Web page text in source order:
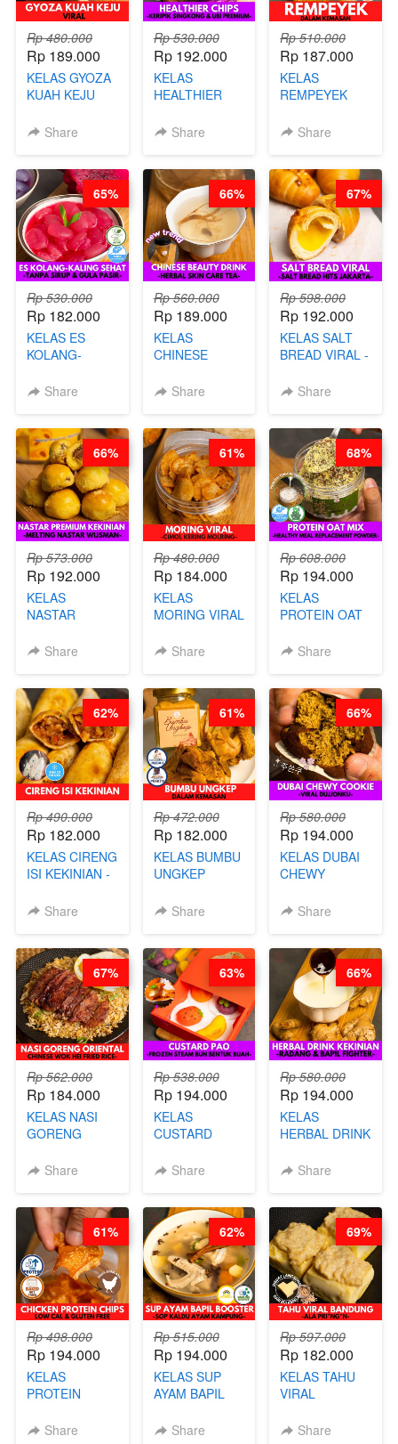
Rp 480.000
Rp 189.000
KELAS GYOZA
KUAH KEJU
CHEF DITA
Share
Rp 530.000
Rp 192.000
KELAS
HEALTHIER
KERIPIK
BY CHEF DITA
Share
Rp 510.000
Rp 187.000
KELAS
REMPEYEK
KEMASAN - BY
Share
Rp 530.000
Rp 182.000
KELAS ES
KOLANG-
- TANPA SIRUP
Share
65%
Rp 560.000
Rp 189.000
KELAS
CHINESE
- HERBAL SKIN
ARISUDANA
Share
66%
Rp 598.000
Rp 192.000
KELAS SALT
BREAD VIRAL -
HITS JAKARTA
Share
67%
Rp 573.000
Rp 192.000
KELAS
NASTAR
KEKINIAN -
WIJSMAN- BY
CHEF DITA
Share
66%
Rp 480.000
Rp 184.000
KELAS
MORING VIRAL
KERING
Share
61%
Rp 608.000
Rp 194.000
KELAS
PROTEIN OAT
MEAL
BARISTA
ARISUDANA
Share
68%
Rp 490.000
Rp 182.000
KELAS CIRENG
ISI KEKINIAN -
Share
62%
Rp 472.000
Rp 182.000
KELAS BUMBU
UNGKEP
KEMASAN - BY
Share
61%
Rp 580.000
Rp 194.000
KELAS DUBAI
CHEWY
VIRAL
DITA
Share
66%
Rp 562.000
Rp 184.000
KELAS NASI
GORENG
CHINESE WOK
CHEF
STEPHANIE
Share
67%
Rp 538.000
Rp 194.000
KELAS
CUSTARD
STEAM BUN
CHEF DITA
Share
63%
Rp 580.000
Rp 194.000
KELAS
HERBAL DRINK
RADANG &
BARISTA
ARISUDANA
Share
66%
Rp 498.000
Rp 194.000
KELAS
PROTEIN
CHIPS -
Share
61%
Rp 515.000
Rp 194.000
KELAS SUP
AYAM BAPIL
SOP KALDU
Share
62%
Rp 597.000
Rp 182.000
KELAS TAHU
VIRAL
ALA PRI*NG*N
Share
69%